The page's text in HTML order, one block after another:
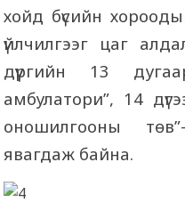
хойд бүсийн
үйлчилгээг цаг
дүүргийн 13
амбулатори”, 14
оношилгооны
явагдаж байна.